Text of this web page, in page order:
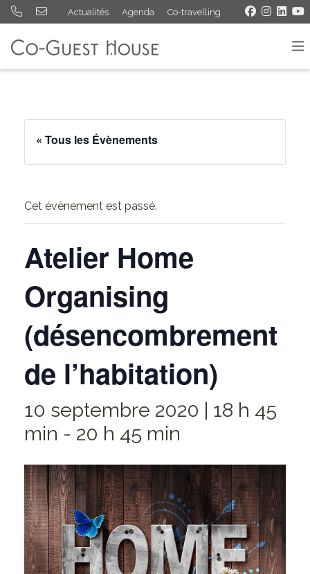
Actualités Agenda Co-travelling
« Tous les Évènements
Cet évènement est passé.
Atelier Home
Organising
(désencombrement
de l’habitation)
10 septembre 2020 | 18 h 45
min - 20 h 45 min